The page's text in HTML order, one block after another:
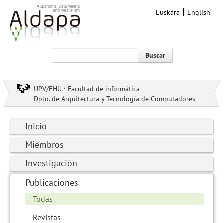
Euskara English
Buscar
UPV/EHU · Facultad de informática
Dpto. de Arquitectura y Tecnología de Computadores
Inicio
Miembros
Investigación
Publicaciones
Todas
Revistas